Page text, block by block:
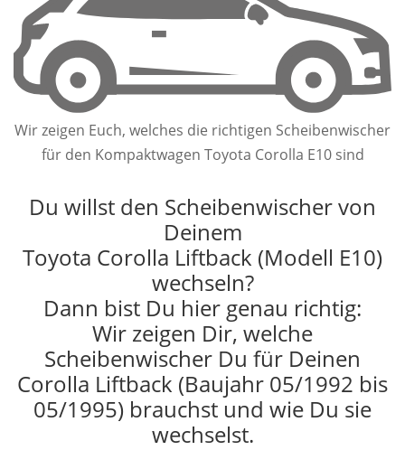
Wir zeigen Euch, welches die richtigen Scheibenwischer
für den Kompaktwagen Toyota Corolla E10 sind
Du willst den Scheibenwischer von
Deinem
Toyota Corolla Liftback (Modell E10)
wechseln?
Dann bist Du hier genau richtig:
Wir zeigen Dir, welche
Scheibenwischer Du für Deinen
Corolla Liftback (Baujahr 05/1992 bis
05/1995) brauchst und wie Du sie
wechselst.